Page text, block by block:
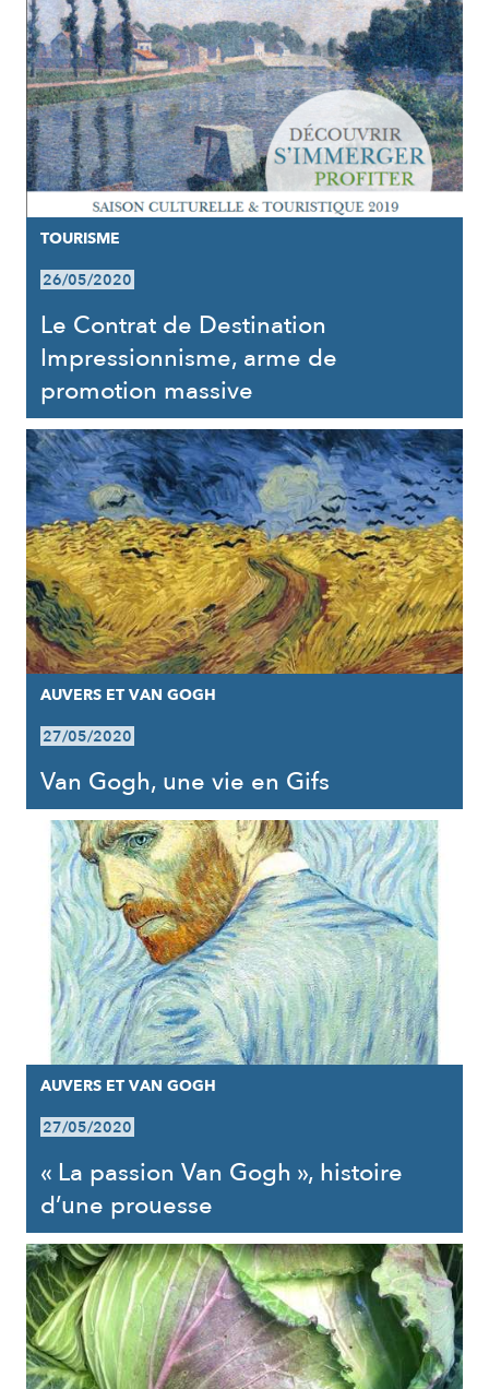
TOURISME
26/05/2020
Le Contrat de Destination
Impressionnisme, arme de
promotion massive
AUVERS ET VAN GOGH
27/05/2020
Van Gogh, une vie en Gifs
AUVERS ET VAN GOGH
27/05/2020
« La passion Van Gogh », histoire
d’une prouesse